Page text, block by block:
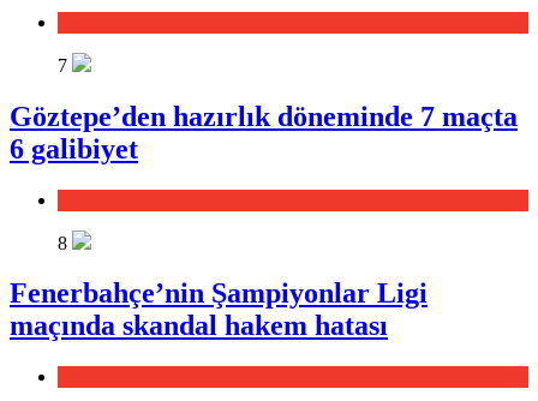
7
Göztepe’den hazırlık döneminde 7 maçta
6 galibiyet
8
Fenerbahçe’nin Şampiyonlar Ligi
maçında skandal hakem hatası